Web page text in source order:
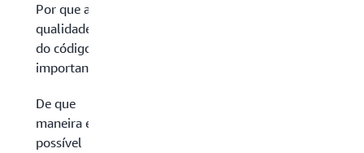
Por que a
qualidade
do código é
importante?
De que
maneira é
possível